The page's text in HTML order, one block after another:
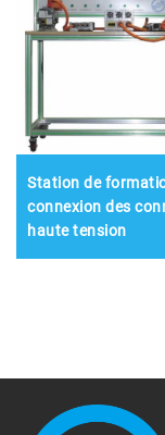
Station de
connexion des
haute tension